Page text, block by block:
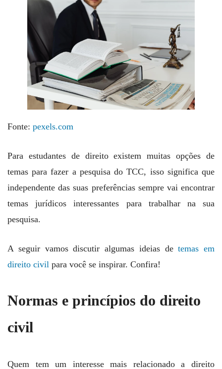
Fonte: pexels.com
Para estudantes de direito existem muitas opções de
temas para fazer a pesquisa do TCC, isso significa que
independente das suas preferências sempre vai encontrar
temas jurídicos interessantes para trabalhar na sua
pesquisa.
A seguir vamos discutir algumas ideias detemas em
direito civil para você se inspirar. Confira!
Normas e princípios do direito
civil
Quem tem um interesse mais relacionado a direito